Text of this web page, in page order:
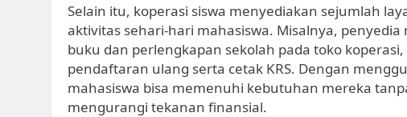
Selain itu, koperasi siswa menyediakan sejumlah
aktivitas sehari-hari mahasiswa. Misalnya,
buku dan perlengkapan sekolah pada toko
pendaftaran ulang serta cetak KRS. Dengan
mahasiswa bisa memenuhi kebutuhan mereka
mengurangi tekanan finansial.